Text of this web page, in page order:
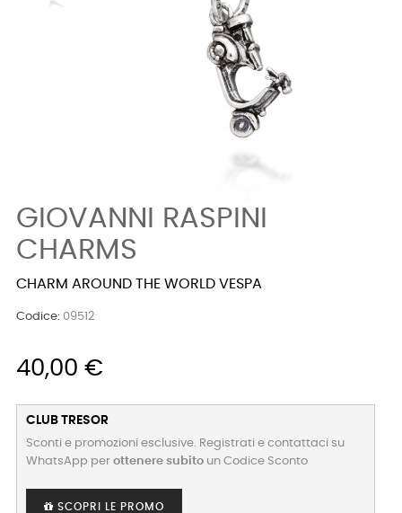
GIOVANNI RASPINI
CHARMS
CHARM AROUND THE WORLD VESPA
Codice: 09512
40,00 €
CLUB TRESOR
Sconti e promozioni esclusive. Registrati e contattaci su
WhatsApp per ottenere subito un Codice Sconto
SCOPRI LE PROMO